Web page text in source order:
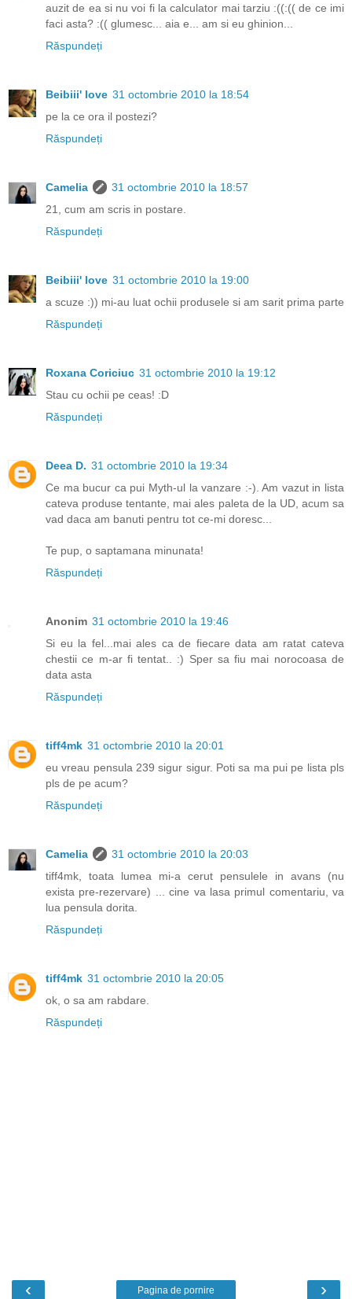
auzit de ea si nu voi fi la calculator mai tarziu :((:(( de ce imi
faci asta? :(( glumesc... aia e... am si eu ghinion...
Răspundeți
Beibiii' love 31 octombrie 2010 la 18:54
pe la ce ora il postezi?
Răspundeți
Camelia
31 octombrie 2010 la 18:57
21, cum am scris in postare.
Răspundeți
Beibiii' love 31 octombrie 2010 la 19:00
a scuze :)) mi-au luat ochii produsele si am sarit prima parte
Răspundeți
Roxana Coriciuc 31 octombrie 2010 la 19:12
Stau cu ochii pe ceas! :D
Răspundeți
Deea D. 31 octombrie 2010 la 19:34
Ce ma bucur ca pui Myth-ul la vanzare :-). Am vazut in lista
cateva produse tentante, mai ales paleta de la UD, acum sa
vad daca am banuti pentru tot ce-mi doresc...
Te pup, o saptamana minunata!
Răspundeți
Anonim 31 octombrie 2010 la 19:46
Si eu la fel...mai ales ca de fiecare data am ratat cateva
chestii ce m-ar fi tentat.. :) Sper sa fiu mai norocoasa de
data asta
Răspundeți
tiff4mk 31 octombrie 2010 la 20:01
eu vreau pensula 239 sigur sigur. Poti sa ma pui pe lista pls
pls de pe acum?
Răspundeți
Camelia
31 octombrie 2010 la 20:03
tiff4mk, toata lumea mi-a cerut pensulele in avans (nu
exista pre-rezervare) ... cine va lasa primul comentariu, va
lua pensula dorita.
Răspundeți
tiff4mk 31 octombrie 2010 la 20:05
ok, o sa am rabdare.
Răspundeți
‹ ›
Pagina de pornire